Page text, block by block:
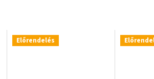
Előrendelés